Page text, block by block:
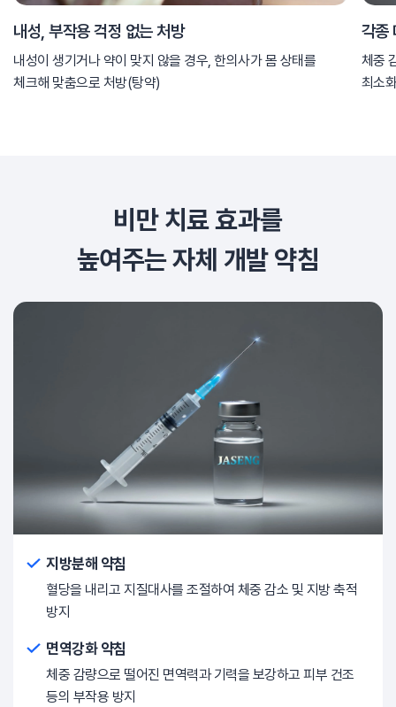
내성, 부작용 걱정 없는 처방
내성이 생기거나 약이 맞지 않을 경우, 한의사가 몸 상태를
체크해 맞춤으로 처방(탕약)
각종
체중
최소
비만 치료 효과를
높여주는 자체 개발 약침
지방분해 약침
혈당을 내리고 지질대사를 조절하여 체중 감소 및 지방 축적
방지
면역강화 약침
체중 감량으로 떨어진 면역력과 기력을 보강하고 피부 건조
등의 부작용 방지